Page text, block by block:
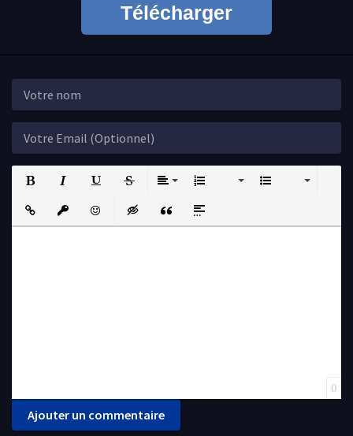
Télécharger
Insert LinkInsert protected link
EmoticonsInsert hidden text
Insert QuoteInsert spoiler
0
Ajouter un commentaire